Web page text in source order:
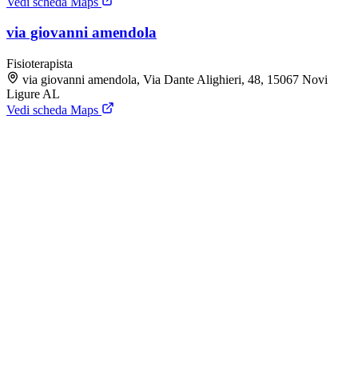
via giovanni amendola
Fisioterapista
via giovanni amendola, Via Dante Alighieri, 48, 15067 Novi
Ligure AL
Vedi scheda Maps